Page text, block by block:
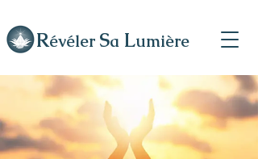
Révéler Sa Lumière